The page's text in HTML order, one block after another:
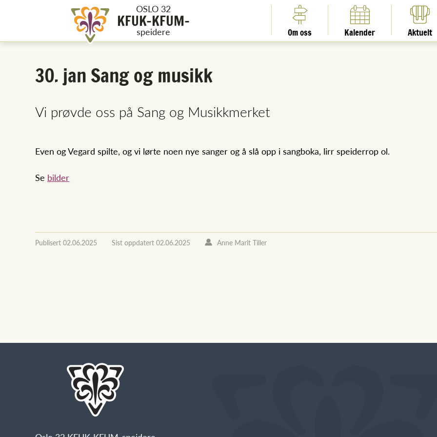
OSLO 32
KFUK-KFUM-
speidere Om oss Kalender Aktuelt
30. jan Sang og musikk
Vi prøvde oss på Sang og Musikkmerket
Even og Vegard spilte, og vi lørte noen nye sanger og å slå opp i sangboka, lirr speiderrop ol.
Se bilder
Publisert 02.06.2025 Sist oppdatert 02.06.2025 Anne Marit Tiller